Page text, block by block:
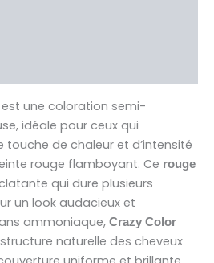
est une coloration semi-
idéale pour ceux qui
de chaleur et d’intensité
rouge flamboyant. Ce rouge
qui dure plusieurs
un look audacieux et
ammoniaque, Crazy Color
naturelle des cheveux